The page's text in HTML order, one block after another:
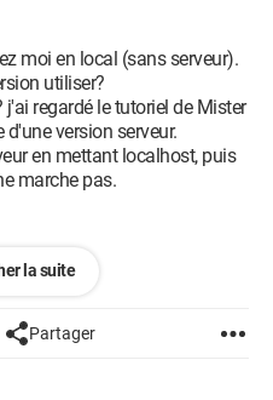
moi en local (sans serveur).
utiliser?
j'ai regardé le tutoriel de Mister
version serveur.
en mettant localhost, puis
marche pas.
la suite
Partager